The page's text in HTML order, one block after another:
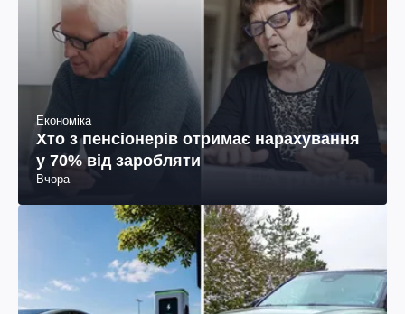
Економіка
Хто з пенсіонерів отримає нарахування
у 70% від заробляти
Вчора